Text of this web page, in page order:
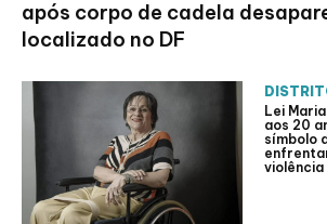
após corpo de cadela
localizado no DF
Lei
aos 20
símbolo